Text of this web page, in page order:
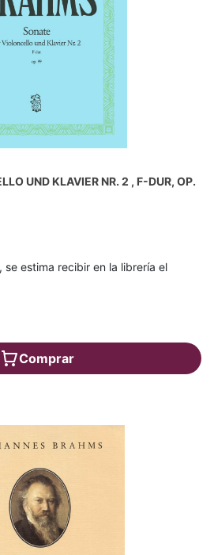
UND KLAVIER NR. 2 , F-DUR, OP.
se estima recibir en la librería el
Comprar